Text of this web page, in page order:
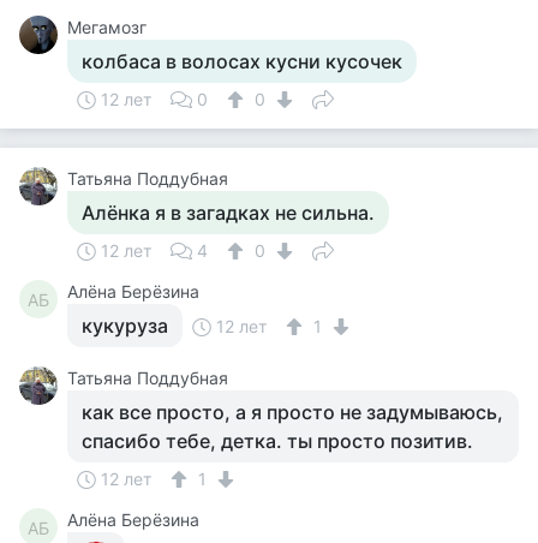
Мегамозг
колбаса в волосах кусни кусочек
12 лет 0 0
Татьяна Поддубная
Алёнка я в загадках не сильна.
12 лет 4 0
АБ Алёна Берёзина
кукуруза 12 лет 1
Татьяна Поддубная
как все просто, а я просто не задумываюсь,
спасибо тебе, детка. ты просто позитив.
12 лет 1
АБ
Алёна Берёзина